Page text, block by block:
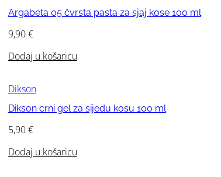
Argabeta 05 čvrsta pasta za sjaj kose 100 ml
9,90€
Dodaj u košaricu
Dikson
Dikson crni gel za sijedu kosu 100 ml
5,90€
Dodaj u košaricu